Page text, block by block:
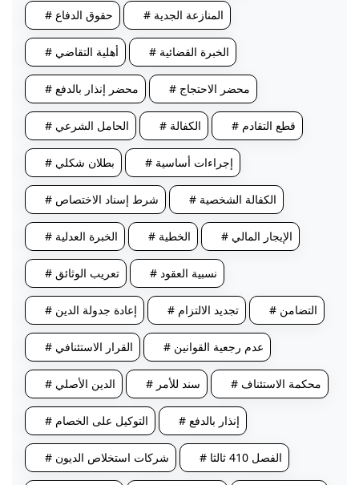
# حقوق الدفاع # المنازعة الجدية
# أهلية التقاضي # الخبرة القضائية
# محضر إنذار بالدفع # محضر الاحتجاج
# الحامل الشرعي # الكفالة # قطع التقادم
# بطلان شكلي # إجراءات أساسية
# شرط إسناد الاختصاص # الكفالة الشخصية
# الخبرة العدلية # الخطية # الإيجار المالي
# تعريب الوثائق # نسبية العقود
# إعادة جدولة الدين # تجديد الالتزام # التضامن
# القرار الاستئنافي # عدم رجعية القوانين
# الدين الأصلي # سند للأمر # محكمة الاستئناف
# التوكيل على الخصام # إنذار بالدفع
# شركات استخلاص الديون # الفصل 410 ثالثا